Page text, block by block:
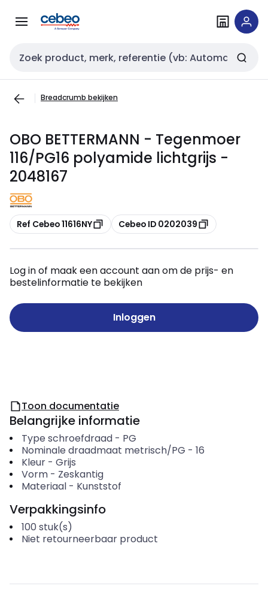
naar
naar
Zoekveld invoer
Breadcrumb bekijken
OBO BETTERMANN - Tegenmoer
116/PG16 polyamide lichtgrijs -
2048167
Kopiëren
Ref Cebeo 11616NY Kopiëren
Cebeo ID 0202039
Log in of maak een account aan om de prijs- en
bestelinformatie te bekijken
Inloggen
Toon documentatie
Belangrijke informatie
Type schroefdraad- PG
Nominale draadmaat metrisch/PG - 16
Kleur- Grijs
Vorm- Zeskantig
Materiaal- Kunststof
Verpakkingsinfo
100 stuk(s)
Niet retourneerbaar product